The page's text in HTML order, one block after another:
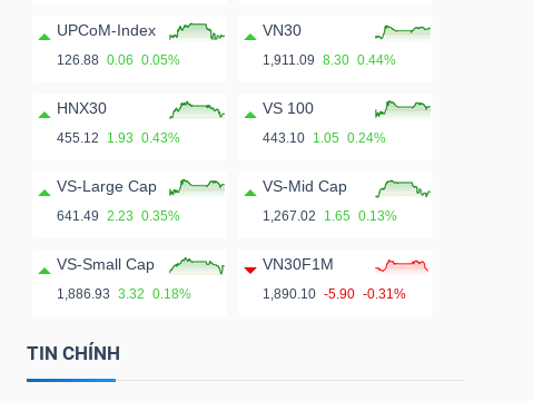
UPCoM-Index
126.88 0.06 0.05%
VN30
1,911.09 8.30 0.44%
HNX30
455.12 1.93 0.43%
VS 100
443.10 1.05 0.24%
VS-Large Cap
641.49 2.23 0.35%
VS-Mid Cap
1,267.02 1.65 0.13%
VS-Small Cap
1,886.93 3.32 0.18%
VN30F1M
1,890.10 -5.90 -0.31%
TIN CHÍNH